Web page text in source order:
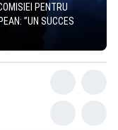
PENTRU
”UN SUCCES